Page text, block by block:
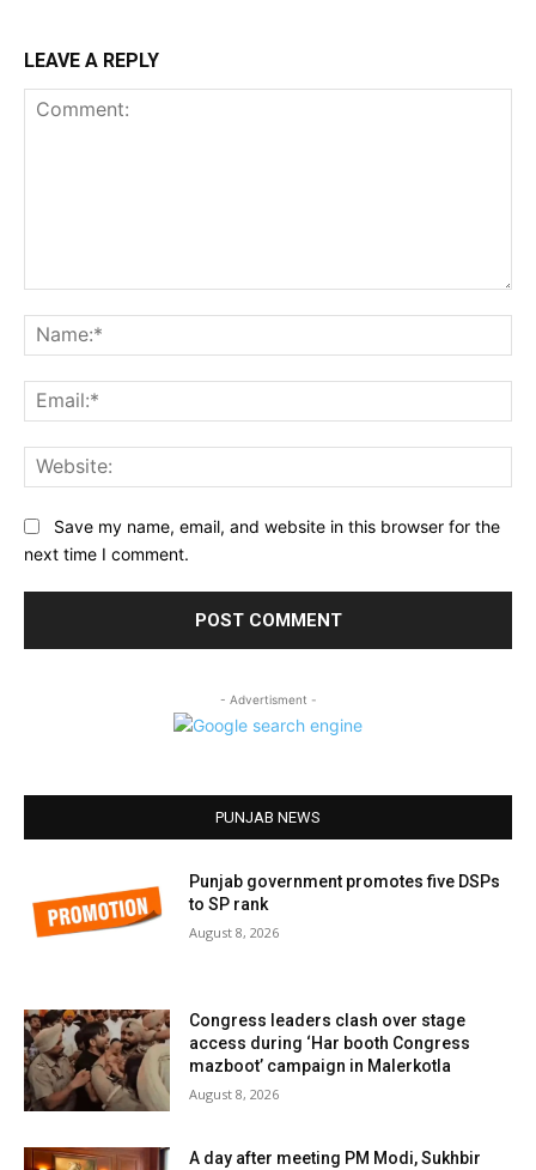
LEAVE A REPLY
Save my name, email, and website in this browser for the
next time I comment.
- Advertisment -
PUNJAB NEWS
Punjab government promotes five DSPs
to SP rank
August 8, 2026
Congress leaders clash over stage
access during ‘Har booth Congress
mazboot’ campaign in Malerkotla
August 8, 2026
A day after meeting PM Modi, Sukhbir